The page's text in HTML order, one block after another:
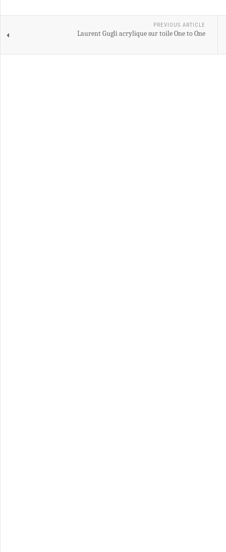
PREVIOUS ARTICLE
Laurent Gugli acrylique sur toile One to One